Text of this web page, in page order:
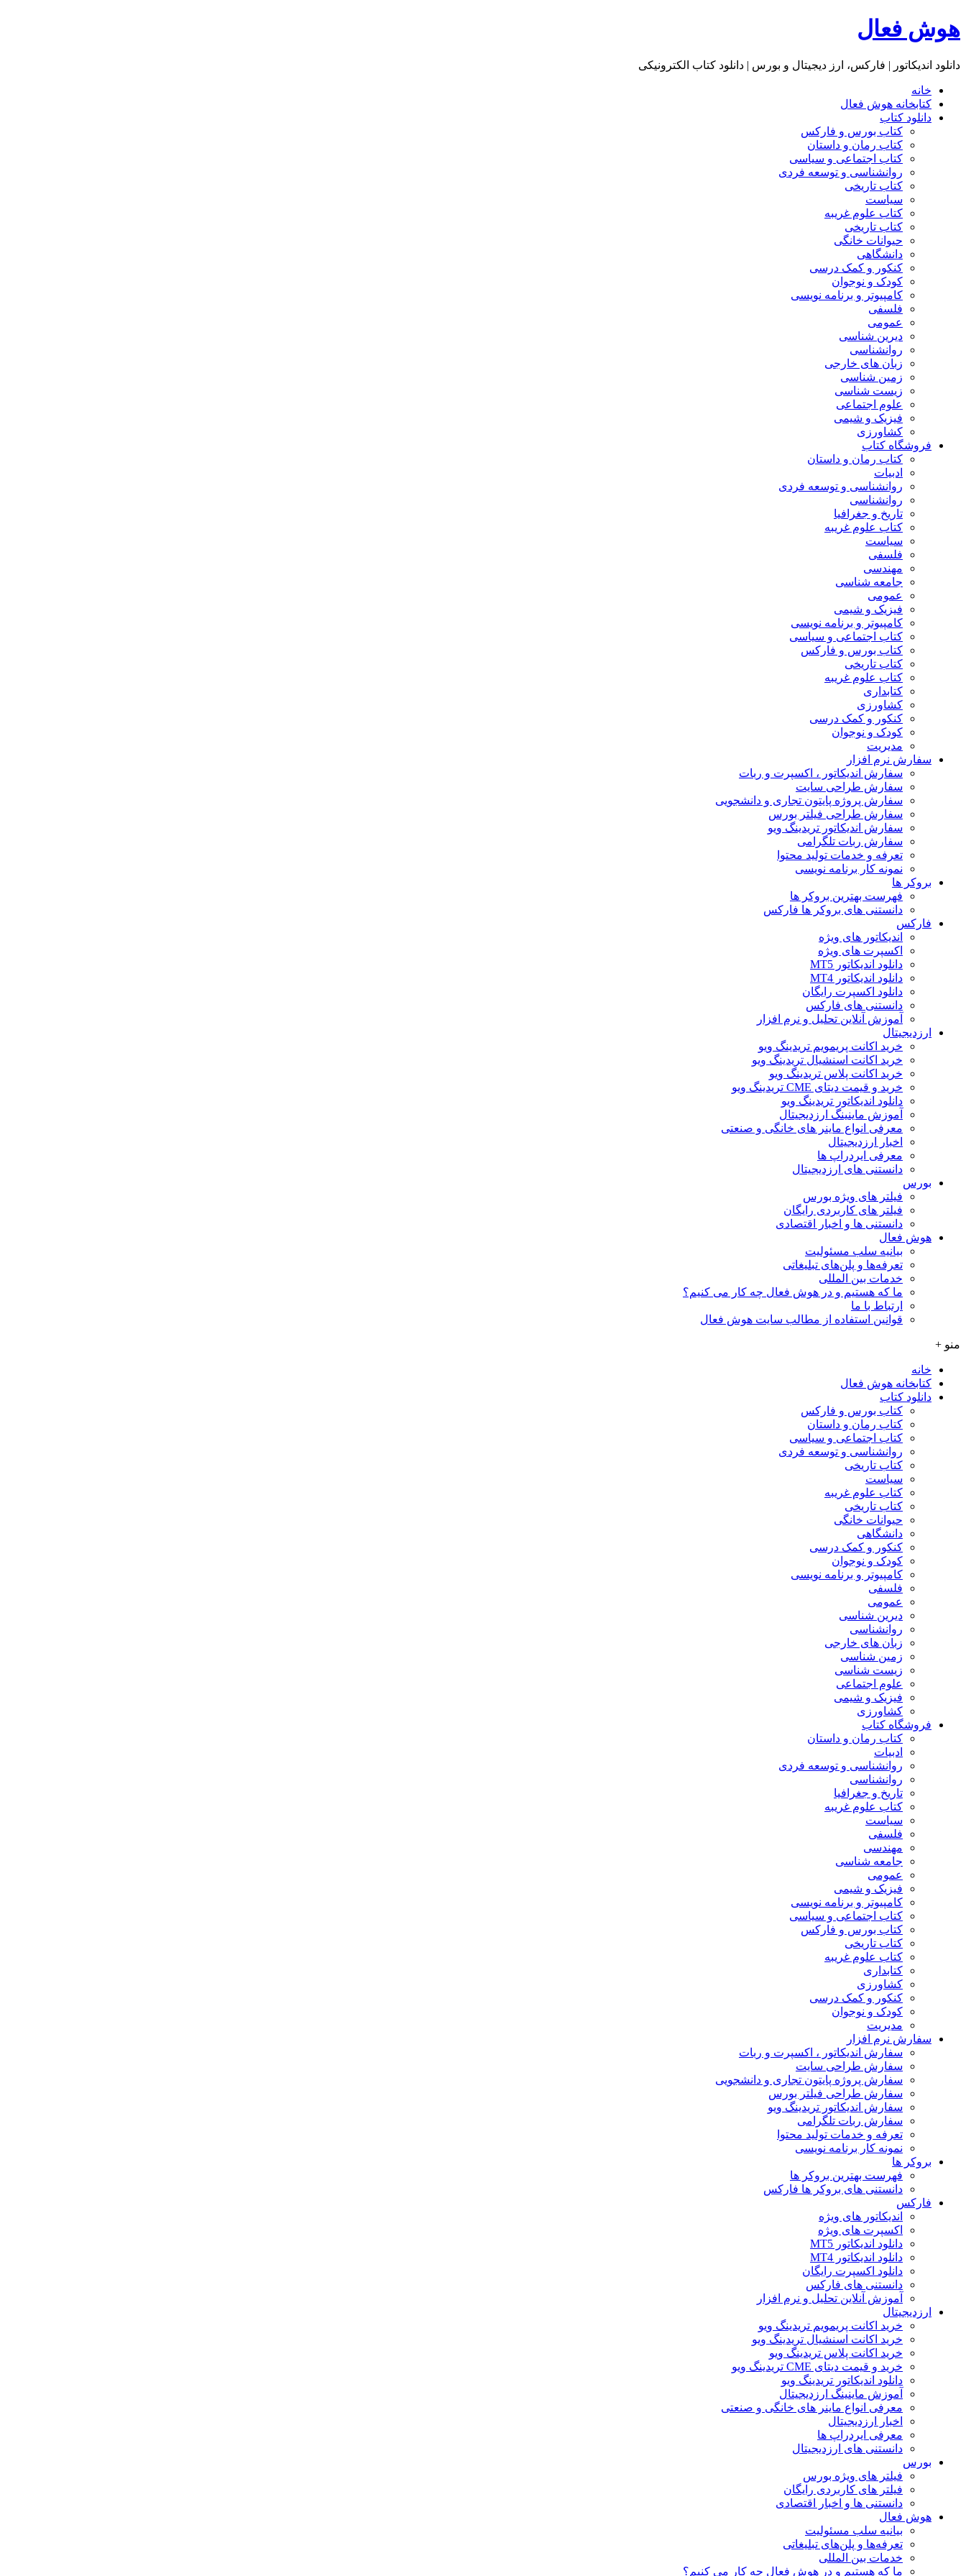
هوش فعال
دانلود اندیکاتور | فارکس، ارز دیجیتال و بورس | دانلود کتاب الکترونیکی
خانه
کتابخانه هوش فعال
دانلود کتاب
کتاب بورس و فارکس
کتاب رمان و داستان
کتاب اجتماعی و سیاسی
روانشناسی و توسعه فردی
کتاب تاریخی
سیاست
کتاب علوم غریبه
کتاب تاریخی
حیوانات خانگی
دانشگاهی
کنکور و کمک‌ درسی
کودک و نوجوان
کامپیوتر و برنامه نویسی
فلسفی
عمومی
دیرین شناسی
روانشناسی
زبان های خارجی
زمین شناسی
زیست شناسی
علوم اجتماعی
فیزیک و شیمی
کشاورزی
فروشگاه کتاب
کتاب رمان و داستان
ادبیات
روانشناسی و توسعه فردی
روانشناسی
تاریخ و جغرافیا
کتاب علوم غریبه
سیاست
فلسفی
مهندسی
جامعه شناسی
عمومی
فیزیک و شیمی
کامپیوتر و برنامه نویسی
کتاب اجتماعی و سیاسی
کتاب بورس و فارکس
کتاب تاریخی
کتاب علوم غریبه
کتابداری
کشاورزی
کنکور و کمک‌ درسی
کودک و نوجوان
مدیریت
سفارش نرم افزار
سفارش اندیکاتور ، اکسپرت و ربات
سفارش طراحی سایت
سفارش پروژه پایتون تجاری و دانشجویی
سفارش طراحی فیلتر بورس
سفارش اندیکاتور تریدینگ ویو
سفارش ربات تلگرامی
تعرفه و خدمات تولید محتوا
نمونه کار برنامه نویسی
بروکر ها
فهرست بهترین بروکر ها
دانستنی های بروکر ها فارکس
فارکس
اندیکاتور های ویژه
اکسپرت های ویژه
دانلود اندیکاتور MT5
دانلود اندیکاتور MT4
دانلود اکسپرت رایگان
دانستنی های فارکس
آموزش آنلاین تحلیل و نرم افزار
ارزدیجیتال
خرید اکانت پریمویم تریدینگ ویو
خرید اکانت اسنشیال تریدینگ ویو
خرید اکانت پلاس تریدینگ ویو
خرید و قیمت دیتای CME تریدینگ ویو
دانلود اندیکاتور تریدینگ ویو
آموزش ماینینگ ارزدیجیتال
معرفی انواع ماینر های خانگی و صنعتی
اخبار ارزدیجیتال
معرفی ایردراپ ها
دانستنی های ارزدیجیتال
بورس
فیلتر های ویژه بورس
فیلتر های کاربردی رایگان
دانستنی ها و اخبار اقتصادی
هوش فعال
بیانیه سلب مسئولیت
تعرفه‌ها و پلن‌های تبلیغاتی
خدمات بین المللی
ما که هستیم و در هوش فعال چه کار می کنیم؟
ارتباط با ما
قوانین استفاده از مطالب سایت هوش فعال
منو +
خانه
کتابخانه هوش فعال
دانلود کتاب
کتاب بورس و فارکس
کتاب رمان و داستان
کتاب اجتماعی و سیاسی
روانشناسی و توسعه فردی
کتاب تاریخی
سیاست
کتاب علوم غریبه
کتاب تاریخی
حیوانات خانگی
دانشگاهی
کنکور و کمک‌ درسی
کودک و نوجوان
کامپیوتر و برنامه نویسی
فلسفی
عمومی
دیرین شناسی
روانشناسی
زبان های خارجی
زمین شناسی
زیست شناسی
علوم اجتماعی
فیزیک و شیمی
کشاورزی
فروشگاه کتاب
کتاب رمان و داستان
ادبیات
روانشناسی و توسعه فردی
روانشناسی
تاریخ و جغرافیا
کتاب علوم غریبه
سیاست
فلسفی
مهندسی
جامعه شناسی
عمومی
فیزیک و شیمی
کامپیوتر و برنامه نویسی
کتاب اجتماعی و سیاسی
کتاب بورس و فارکس
کتاب تاریخی
کتاب علوم غریبه
کتابداری
کشاورزی
کنکور و کمک‌ درسی
کودک و نوجوان
مدیریت
سفارش نرم افزار
سفارش اندیکاتور ، اکسپرت و ربات
سفارش طراحی سایت
سفارش پروژه پایتون تجاری و دانشجویی
سفارش طراحی فیلتر بورس
سفارش اندیکاتور تریدینگ ویو
سفارش ربات تلگرامی
تعرفه و خدمات تولید محتوا
نمونه کار برنامه نویسی
بروکر ها
فهرست بهترین بروکر ها
دانستنی های بروکر ها فارکس
فارکس
اندیکاتور های ویژه
اکسپرت های ویژه
دانلود اندیکاتور MT5
دانلود اندیکاتور MT4
دانلود اکسپرت رایگان
دانستنی های فارکس
آموزش آنلاین تحلیل و نرم افزار
ارزدیجیتال
خرید اکانت پریمویم تریدینگ ویو
خرید اکانت اسنشیال تریدینگ ویو
خرید اکانت پلاس تریدینگ ویو
خرید و قیمت دیتای CME تریدینگ ویو
دانلود اندیکاتور تریدینگ ویو
آموزش ماینینگ ارزدیجیتال
معرفی انواع ماینر های خانگی و صنعتی
اخبار ارزدیجیتال
معرفی ایردراپ ها
دانستنی های ارزدیجیتال
بورس
فیلتر های ویژه بورس
فیلتر های کاربردی رایگان
دانستنی ها و اخبار اقتصادی
هوش فعال
بیانیه سلب مسئولیت
تعرفه‌ها و پلن‌های تبلیغاتی
خدمات بین المللی
ما که هستیم و در هوش فعال چه کار می کنیم؟